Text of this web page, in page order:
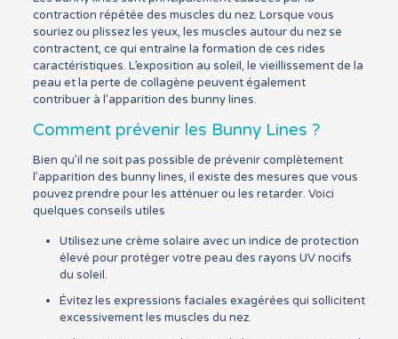
contraction répétée des muscles du nez. Lorsque vous
souriez ou plissez les yeux, les muscles autour du nez se
contractent, ce qui entraîne la formation de ces rides
caractéristiques. L’exposition au soleil, le vieillissement de la
peau et la perte de collagène peuvent également
contribuer à l’apparition des bunny lines.
Comment prévenir les Bunny Lines ?
Bien qu’il ne soit pas possible de prévenir complètement
l’apparition des bunny lines, il existe des mesures que vous
pouvez prendre pour les atténuer ou les retarder. Voici
quelques conseils utiles
Utilisez une crème solaire avec un indice de protection
élevé pour protéger votre peau des rayons UV nocifs
du soleil.
Évitez les expressions faciales exagérées qui sollicitent
excessivement les muscles du nez.